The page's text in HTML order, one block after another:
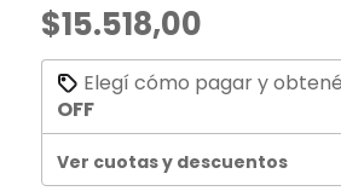
$15.518,00
Elegí cómo pagar y
OFF
Ver cuotas y descuentos